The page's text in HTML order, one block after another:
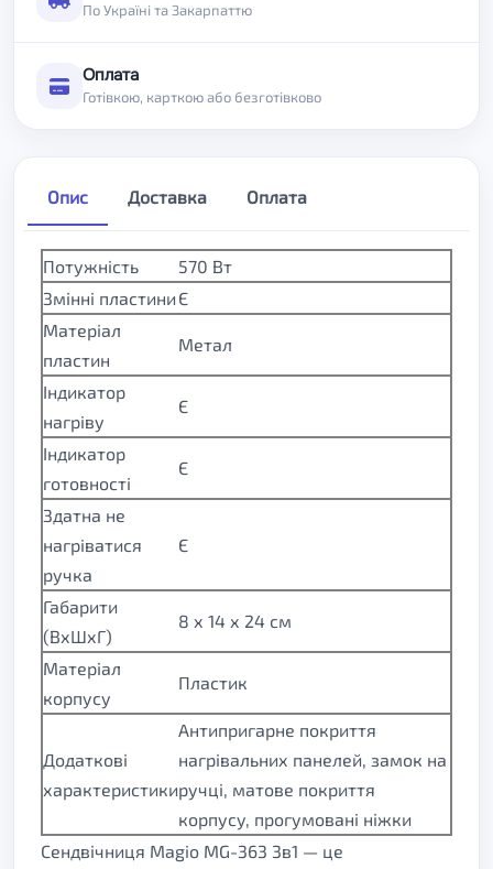
По Україні та Закарпаттю
Оплата
Готівкою, карткою або безготівково
Опис Доставка Оплата
Потужність
570 Вт
Змінні пластини Є
Матеріал
пластин
Метал
Індикатор
нагріву
Є
Індикатор
готовності
Є
Здатна не
нагріватися
ручка
Є
Габарити
(ВхШхГ)
8 х 14 х 24 см
Матеріал
корпусу
Пластик
Додаткові
характеристики
Антипригарне покриття
нагрівальних панелей, замок на
ручці, матове покриття
корпусу, прогумовані ніжки
Сендвічниця Magio MG-363 3в1 — це